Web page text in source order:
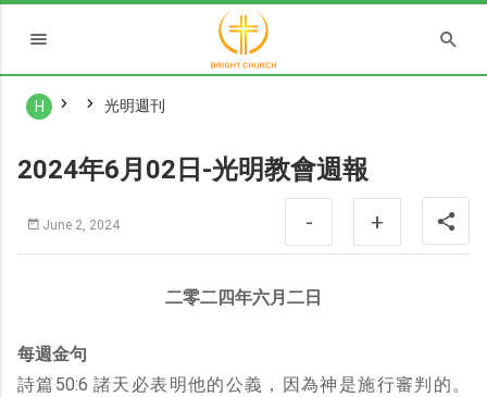
H 光明週刊
2024年6月02日-光明教會週報
June 2, 2024 - +
二零二四年六月二日
每週金句
詩篇50:6 諸天必表明他的公義，因為神是施行審判的。